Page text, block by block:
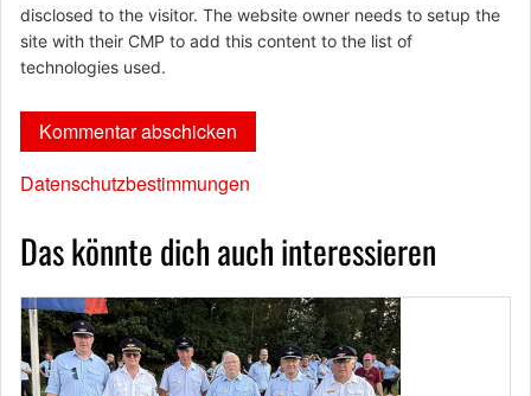
disclosed to the visitor. The website owner needs to setup the
site with their CMP to add this content to the list of
technologies used.
Datenschutzbestimmungen
Das könnte dich auch interessieren